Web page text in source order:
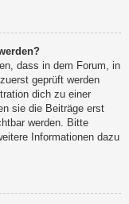
dass in dem Forum, in
geprüft werden
dich zu einer
sie die Beiträge erst
werden. Bitte
Informationen dazu